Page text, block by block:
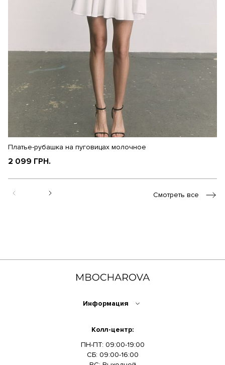
Платье-рубашка на пуговицах молочное
2 099 ГРН.
Смотреть все
Информация
Колл-центр:
ПН-ПТ: 09:00-19:00
СБ: 09:00-16:00